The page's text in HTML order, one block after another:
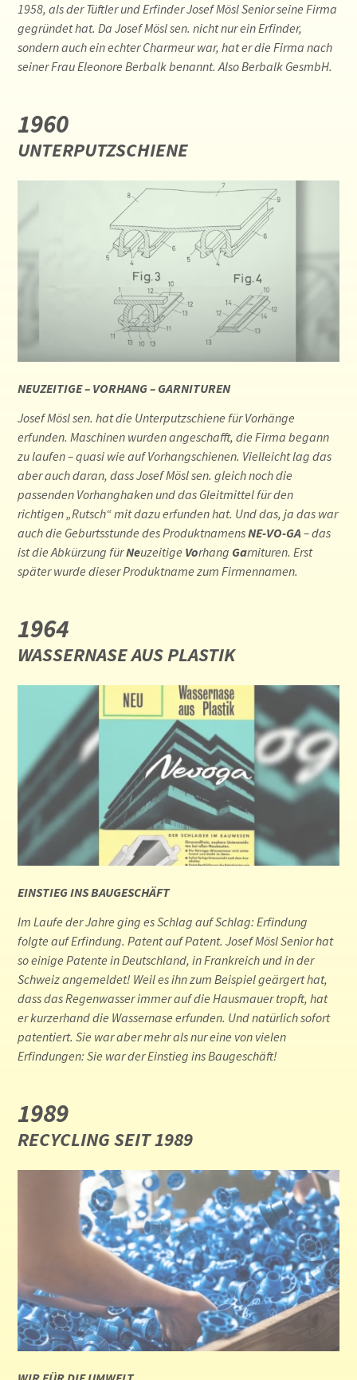
1958, als der Tüftler und Erfinder Josef Mösl Senior seine Firma
gegründet hat. Da Josef Mösl sen. nicht nur ein Erfinder,
sondern auch ein echter Charmeur war, hat er die Firma nach
seiner Frau Eleonore Berbalk benannt. Also Berbalk GesmbH.
1960
UNTERPUTZSCHIENE
NEUZEITIGE – VORHANG – GARNITUREN
Josef Mösl sen. hat die Unterputzschiene für Vorhänge
erfunden. Maschinen wurden angeschafft, die Firma begann
zu laufen – quasi wie auf Vorhangschienen. Vielleicht lag das
aber auch daran, dass Josef Mösl sen. gleich noch die
passenden Vorhanghaken und das Gleitmittel für den
richtigen „Rutsch“ mit dazu erfunden hat. Und das, ja das war
auch die Geburtsstunde des ProduktnamensNE-VO-GA– das
ist die Abkürzung fürNeuzeitige Vorhang Garnituren. Erst
später wurde dieser Produktname zum Firmennamen.
1964
WASSERNASE AUS PLASTIK
EINSTIEG INS BAUGESCHÄFT
Im Laufe der Jahre ging es Schlag auf Schlag: Erfindung
folgte auf Erfindung. Patent auf Patent. Josef Mösl Senior hat
so einige Patente in Deutschland, in Frankreich und in der
Schweiz angemeldet! Weil es ihn zum Beispiel geärgert hat,
dass das Regenwasser immer auf die Hausmauer tropft, hat
er kurzerhand die Wassernase erfunden. Und natürlich sofort
patentiert. Sie war aber mehr als nur eine von vielen
Erfindungen: Sie war der Einstieg ins Baugeschäft!
1989
RECYCLING SEIT 1989